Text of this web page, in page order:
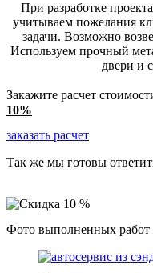
При разработке
учитываем пожелания
задачи. Возможно
Используем прочный
двери и
Закажите расчет
10%
заказать расчет
Так же мы готовы
Фото выполненных работ